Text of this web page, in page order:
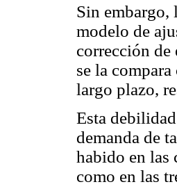
Sin embargo,
modelo de
corrección
se la
largo plazo,
Esta
demanda de
habido en las
como en las